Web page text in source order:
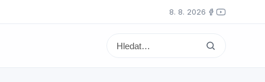
8. 8. 2026